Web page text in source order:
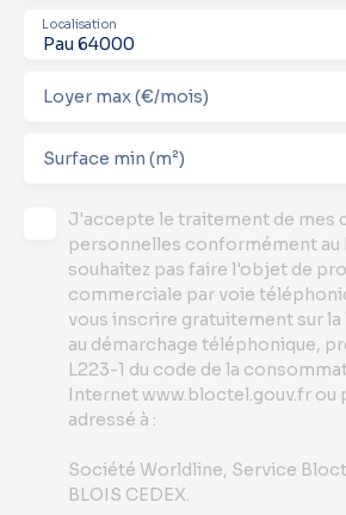
Pau 64000
Localisation
Loyer max (€/mois)
Surface min (m²)
J'accepte le traitement de mes
personnelles conformément au
souhaitez pas faire l'objet de
commerciale par voie
vous inscrire gratuitement sur
au démarchage téléphonique,
L223-1 du code de la
Internet www.bloctel.gouv.fr ou
adressé à :
Société Worldline, Service
BLOIS CEDEX.